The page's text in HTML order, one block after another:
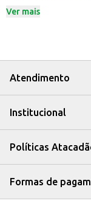
consumo individual ou
Ideal para eventos e
Uma boa pedida para
A Cerveja Devassa
Ver mais
Atendimento
Institucional
Políticas
Formas de